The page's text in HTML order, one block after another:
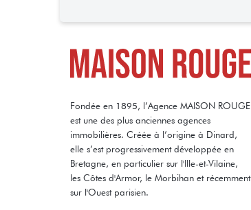
Fondée en 1895, l’Agence MAISON ROUGE
est une des plus anciennes agences
immobilières. Créée à l’origine à Dinard,
elle s’est progressivement développée en
Bretagne, en particulier sur l'Ille-et-Vilaine,
les Côtes d'Armor, le Morbihan et récemment
sur l'Ouest parisien.